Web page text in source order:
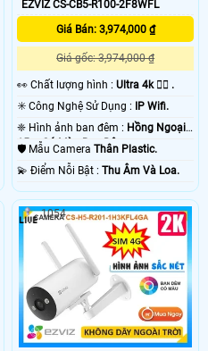
EZVIZ CS-CB5-R100-2F8WFL
Giá Bán: 3,974,000 ₫
Giá gốc: 3,974,000 ₫
️👀 Chất lượng hình :Ultra 4k 👍🏾 .
✳️ Công Nghệ Sử Dụng :
IP Wifi.
❈ Hình ảnh ban đêm : Hồng Ngoại
15m Có Màu Ban Ðêm.
🛡 Mẫu CameraThân Plastic.
️💫 Điểm Nỗi Bật :Thu Âm Và Loa.
1054